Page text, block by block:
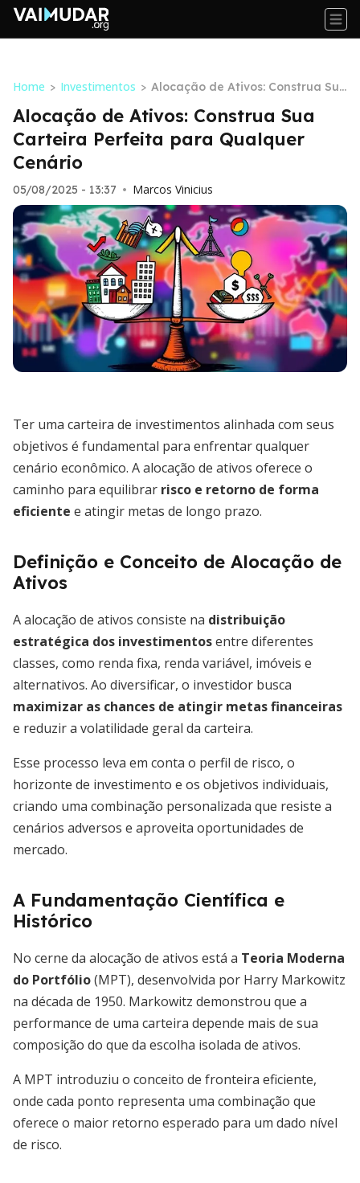
Home > Investimentos > Alocação de Ativos: Construa Sua
Carteira Perfeita para Qualquer
Cenário
Alocação de Ativos: Construa Sua
Carteira Perfeita para Qualquer
Cenário
05/08/2025 - 13:37 • Marcos Vinicius
Ter uma carteira de investimentos alinhada com seus
objetivos é fundamental para enfrentar qualquer
cenário econômico. A alocação de ativos oferece o
caminho para equilibrar risco e retorno de forma
eficiente e atingir metas de longo prazo.
Definição e Conceito de Alocação de
Ativos
A alocação de ativos consiste na distribuição
estratégica dos investimentosentre diferentes
classes, como renda fixa, renda variável, imóveis e
alternativos. Ao diversificar, o investidor busca
maximizar as chances de atingir metas financeiras
e reduzir a volatilidade geral da carteira.
Esse processo leva em conta o perfil de risco, o
horizonte de investimento e os objetivos individuais,
criando uma combinação personalizada que resiste a
cenários adversos e aproveita oportunidades de
mercado.
A Fundamentação Científica e
Histórico
No cerne da alocação de ativos está a Teoria Moderna
do Portfólio(MPT), desenvolvida por Harry Markowitz
na década de 1950. Markowitz demonstrou que a
performance de uma carteira depende mais de sua
composição do que da escolha isolada de ativos.
A MPT introduziu o conceito de fronteira eficiente,
onde cada ponto representa uma combinação que
oferece o maior retorno esperado para um dado nível
de risco.